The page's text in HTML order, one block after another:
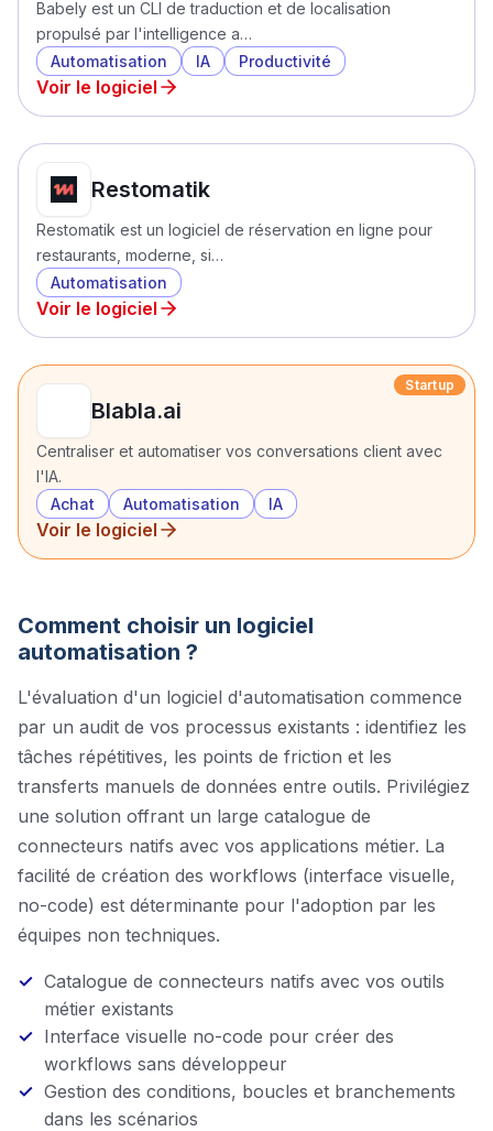
Babely est un CLI de traduction et de localisation
propulsé par l'intelligence a…
Automatisation
IA Productivité
Voir le logiciel
Restomatik
Restomatik est un logiciel de réservation en ligne pour
restaurants, moderne, si…
Automatisation
Voir le logiciel
Startup
Blabla.ai
Centraliser et automatiser vos conversations client avec
l'IA.
Achat
Automatisation IA
Voir le logiciel
Comment choisir un logiciel
automatisation ?
L'évaluation d'un logiciel d'automatisation commence
par un audit de vos processus existants : identifiez les
tâches répétitives, les points de friction et les
transferts manuels de données entre outils. Privilégiez
une solution offrant un large catalogue de
connecteurs natifs avec vos applications métier. La
facilité de création des workflows (interface visuelle,
no-code) est déterminante pour l'adoption par les
équipes non techniques.
Catalogue de connecteurs natifs avec vos outils
métier existants
Interface visuelle no-code pour créer des
workflows sans développeur
Gestion des conditions, boucles et branchements
dans les scénarios